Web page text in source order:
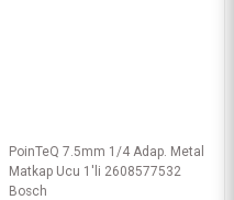
PoinTeQ 7.5mm 1/4 Adap. Metal
Matkap Ucu 1'li 2608577532
Bosch